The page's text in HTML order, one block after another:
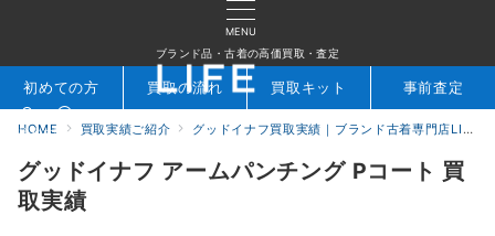
MENU
ブランド品・古着の高価買取・査定
検索 お問合せ
初めての方 買取の流れ 買取キット 事前査定
HOME 買取実績ご紹介 グッドイナフ買取実績｜ブランド古着専門店LIFE
グッドイナフ アームパンチング Pコート 買
取実績